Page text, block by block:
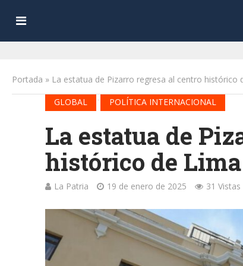
Portada » La estatua de Pizarro regresa al centro histórico
GLOBAL
POLÍTICA INTERNACIONAL
La estatua de
histórico de Lima
La Patria 19 de enero de 2025 31 Vistas